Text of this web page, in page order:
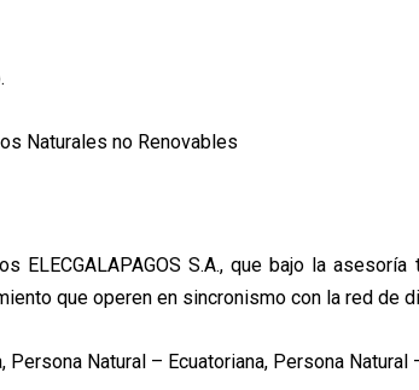
Naturales no Renovables
S.A., que bajo la
que operen en sincronismo con la red de
Natural – Ecuatoriana, Persona Natural